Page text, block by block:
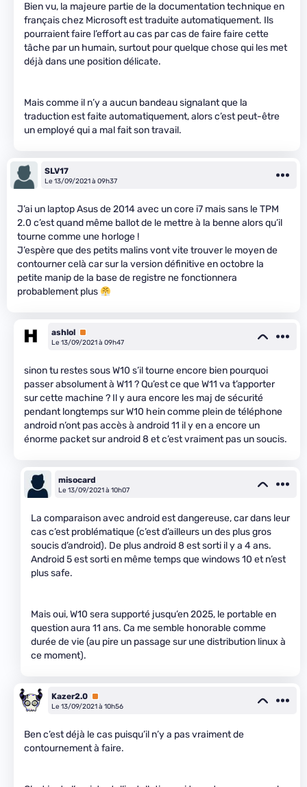
Bien vu, la majeure partie de la documentation technique en
français chez Microsoft est traduite automatiquement. Ils
pourraient faire l’effort au cas par cas de faire faire cette
tâche par un humain, surtout pour quelque chose qui les met
déjà dans une position délicate.
Mais comme il n’y a aucun bandeau signalant que la
traduction est faite automatiquement, alors c’est peut-être
un employé qui a mal fait son travail.
SLV17
Le 13/09/2021 à 09h37
J’ai un laptop Asus de 2014 avec un core i7 mais sans le TPM
2.0 c’est quand même ballot de le mettre à la benne alors qu’il
tourne comme une horloge !
J’espère que des petits malins vont vite trouver le moyen de
contourner celà car sur la version définitive en octobre la
petite manip de la base de registre ne fonctionnera
probablement plus
ashlol Premium
Le 13/09/2021 à 09h47
sinon tu restes sous W10 s’il tourne encore bien pourquoi
passer absolument à W11 ? Qu’est ce que W11 va t’apporter
sur cette machine ? Il y aura encore les maj de sécurité
pendant longtemps sur W10 hein comme plein de téléphone
android n’ont pas accès à android 11 il y en a encore un
énorme packet sur android 8 et c’est vraiment pas un soucis.
misocard
Le 13/09/2021 à 10h07
La comparaison avec android est dangereuse, car dans leur
cas c’est problématique (c’est d’ailleurs un des plus gros
soucis d’android). De plus android 8 est sorti il y a 4 ans.
Android 5 est sorti en même temps que windows 10 et n’est
plus safe.
Mais oui, W10 sera supporté jusqu’en 2025, le portable en
question aura 11 ans. Ca me semble honorable comme
durée de vie (au pire un passage sur une distribution linux à
ce moment).
Kazer2.0 Premium
Le 13/09/2021 à 10h56
Ben c’est déjà le cas puisqu’il n’y a pas vraiment de
contournement à faire.